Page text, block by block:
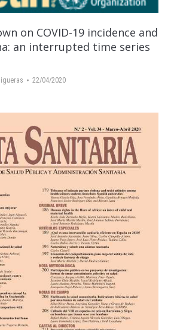
on COVID-19 incidence and
an interrupted time series
22/04/2020